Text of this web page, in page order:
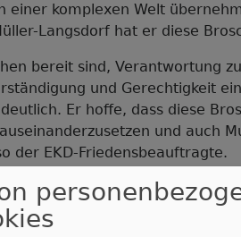
einer komplexen Welt
Langsdorf hat er diese
bereit sind, Verantwortung
und Gerechtigkeit
Er hoffe, dass diese
und auch
der EKD-Friedensbeauftragte.
2025